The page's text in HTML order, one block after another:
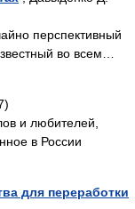
перспективный
во всем…
и любителей,
в России
для переработки